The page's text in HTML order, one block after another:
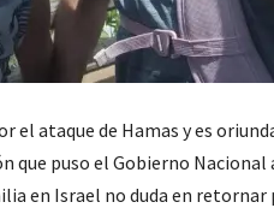
el ataque de Hamas y es
que puso el Gobierno Nacional
en Israel no duda en retornar